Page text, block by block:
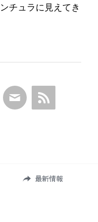
チュラに見えてき
最新情報